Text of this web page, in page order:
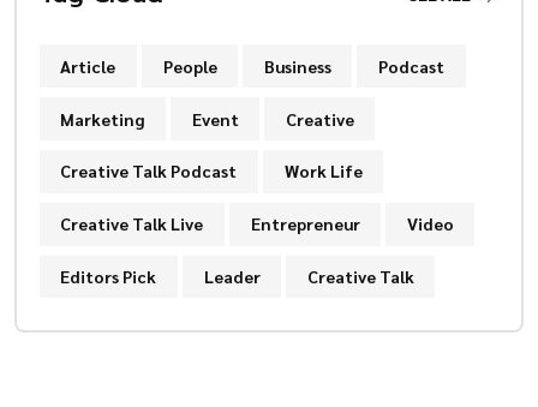
Article People Business Podcast
Marketing Event Creative
Creative Talk Podcast Work Life
Creative Talk Live Entrepreneur Video
Editors Pick Leader Creative Talk